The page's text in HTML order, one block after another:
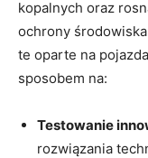
kopalnych oraz
ochrony
te oparte na
sposobem na:
Testowanie
rozwiązania